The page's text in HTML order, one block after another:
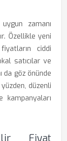
zamanı
Özellikle yeni
ciddi
satıcılar ve
da göz önünde
düzenli
kampanyaları
Fiyat